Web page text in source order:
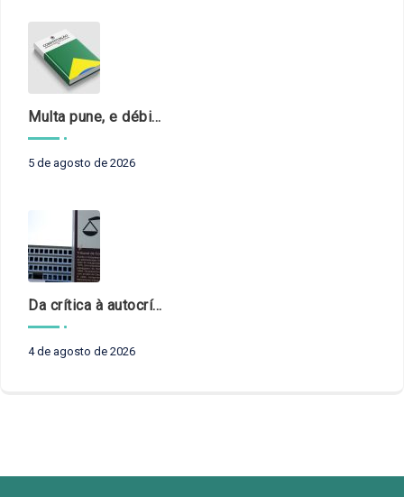
Multa pune, e débito recompõe. § 3º do art. 71 da Constituição: um problema de legística formal
5 de agosto de 2026
Da crítica à autocrítica: Tribunais de Contas sob um novo olhar?
4 de agosto de 2026